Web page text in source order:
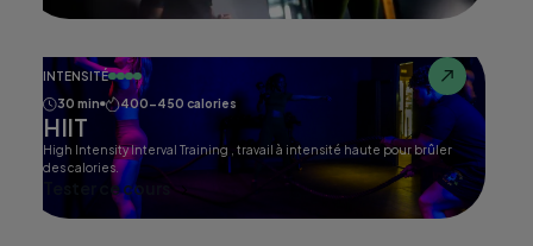
INTENSITÉ
30 min
400-450 calories
HIIT
High Intensity Interval Training , travail à intensité haute pour brûler
des calories.
Tester ce cours